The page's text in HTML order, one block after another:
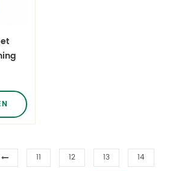
11 12 13 14